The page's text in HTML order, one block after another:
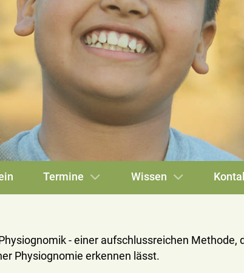
Termine Wissen
- einer aufschlussreichen Methode,
Physiognomie erkennen lässt.